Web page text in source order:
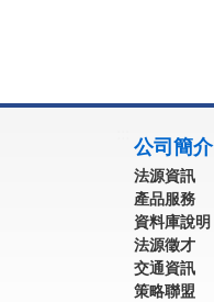
公司簡介
法源資訊
產品服務
資料庫說明
法源徵才
交通資訊
策略聯盟